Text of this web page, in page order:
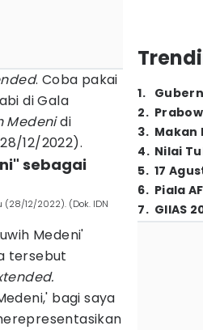
. Coba pakai
di Gala
Medenidi
12/2022).
sebagai
(28/12/2022). (Dok. IDN
Medeni'
tersebut
bagi saya
1.
2.
3. Makan
4. Nilai
5. 17
6. Piala
7. GIIAS